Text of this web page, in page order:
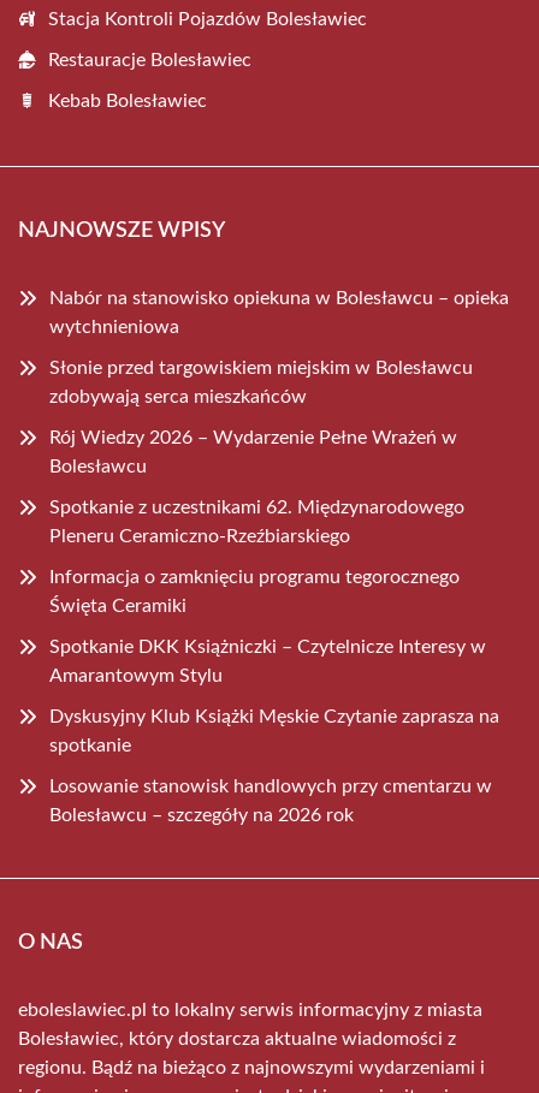
Stacja Kontroli Pojazdów Bolesławiec
Restauracje Bolesławiec
Kebab Bolesławiec
NAJNOWSZE WPISY
Nabór na stanowisko opiekuna w Bolesławcu – opieka
wytchnieniowa
Słonie przed targowiskiem miejskim w Bolesławcu
zdobywają serca mieszkańców
Rój Wiedzy 2026 – Wydarzenie Pełne Wrażeń w
Bolesławcu
Spotkanie z uczestnikami 62. Międzynarodowego
Pleneru Ceramiczno-Rzeźbiarskiego
Informacja o zamknięciu programu tegorocznego
Święta Ceramiki
Spotkanie DKK Książniczki – Czytelnicze Interesy w
Amarantowym Stylu
Dyskusyjny Klub Książki Męskie Czytanie zaprasza na
spotkanie
Losowanie stanowisk handlowych przy cmentarzu w
Bolesławcu – szczegóły na 2026 rok
O NAS
eboleslawiec.pl to lokalny serwis informacyjny z miasta
Bolesławiec, który dostarcza aktualne wiadomości z
regionu. Bądź na bieżąco z najnowszymi wydarzeniami i